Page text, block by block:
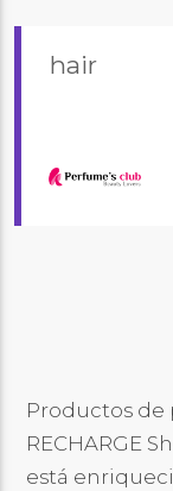
hair
Productos de
RECHARGE
está